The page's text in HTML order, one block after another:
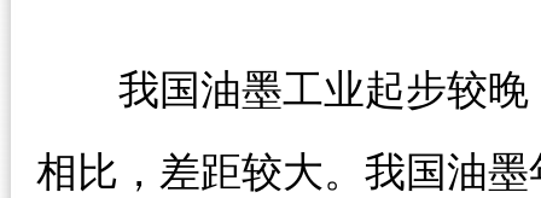
我国油墨工业起步较晚
相比，差距较大。我国油